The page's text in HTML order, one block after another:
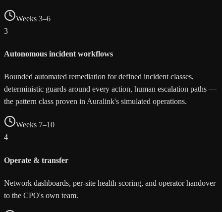
Weeks 3–6
3
Autonomous incident workflows
Bounded automated remediation for defined incident classes,
deterministic guards around every action, human escalation paths —
the pattern class proven in Auralink's simulated operations.
Weeks 7–10
4
Operate & transfer
Network dashboards, per-site health scoring, and operator handover
to the CPO's own team.